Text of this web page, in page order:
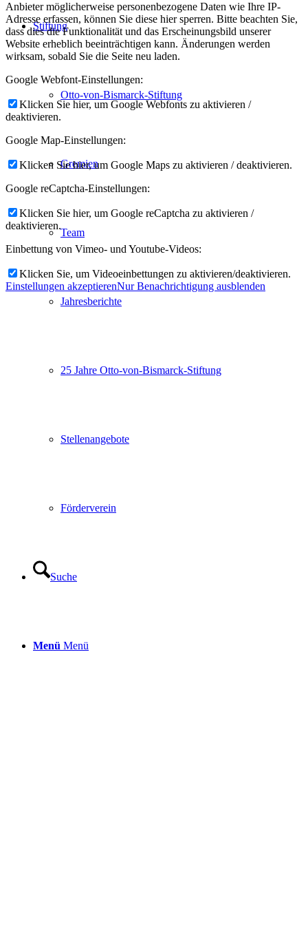
Stiftung
Otto-von-Bismarck-Stiftung
Gremien
Team
Jahresberichte
25 Jahre Otto-von-Bismarck-Stiftung
Stellenangebote
Förderverein
Suche
Menü Menü
Anbieter möglicherweise personenbezogene Daten wie Ihre IP-
Adresse erfassen, können Sie diese hier sperren. Bitte beachten Sie,
dass dies die Funktionalität und das Erscheinungsbild unserer
Website erheblich beeinträchtigen kann. Änderungen werden
wirksam, sobald Sie die Seite neu laden.
Google Webfont-Einstellungen:
Klicken Sie hier, um Google Webfonts zu aktivieren /
deaktivieren.
Google Map-Einstellungen:
Klicken Sie hier, um Google Maps zu aktivieren / deaktivieren.
Google reCaptcha-Einstellungen:
Klicken Sie hier, um Google reCaptcha zu aktivieren /
deaktivieren.
Einbettung von Vimeo- und Youtube-Videos:
Klicken Sie, um Videoeinbettungen zu aktivieren/deaktivieren.
Einstellungen akzeptierenNur Benachrichtigung ausblenden